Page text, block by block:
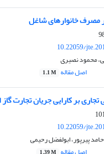
مصرف خانوارهای شاغل
10.22059/
محمود نصیری
اصل مقاله 1.1 M
تجاری بر کارایی جریان تجارت گاز
10.22059/
پیرپور، ابولفضل رحیمی